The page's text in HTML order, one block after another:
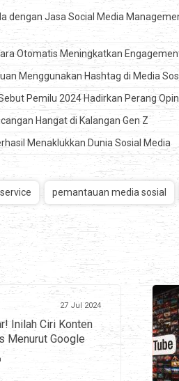
dengan Jasa Social Media
Otomatis Meningkatkan
Menggunakan Hashtag di Media
Pemilu 2024 Hadirkan Perang
Hangat di Kalangan Gen Z
Menaklukkan Dunia Sosial Media
pemantauan media sosial
27 Jul 2024
Inilah Ciri Konten
Menurut Google